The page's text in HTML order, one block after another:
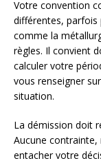
Votre convention
différentes, parfois
comme la
règles. Il convient
calculer votre
vous renseigner
situation.
La démission doit
Aucune
entacher votre